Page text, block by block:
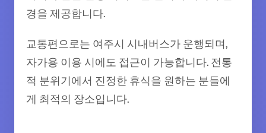
경을 제공합니다.
교통편으로는 여주시 시내버스가 운행되며,
자가용 이용 시에도 접근이 가능합니다. 전통
적 분위기에서 진정한 휴식을 원하는 분들에
게 최적의 장소입니다.